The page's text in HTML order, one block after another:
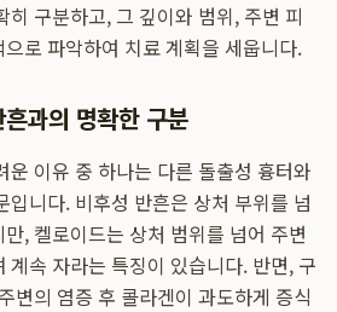
히 구분하고, 그 깊이와 범위, 주변 피
로 파악하여 치료 계획을 세웁니다.
과의 명확한 구분
운 이유 중 하나는 다른 돌출성 흉터와
입니다. 비후성 반흔은 상처 부위를 넘
, 켈로이드는 상처 범위를 넘어 주변
계속 자라는 특징이 있습니다. 반면, 구
변의 염증 후 콜라겐이 과도하게 증식